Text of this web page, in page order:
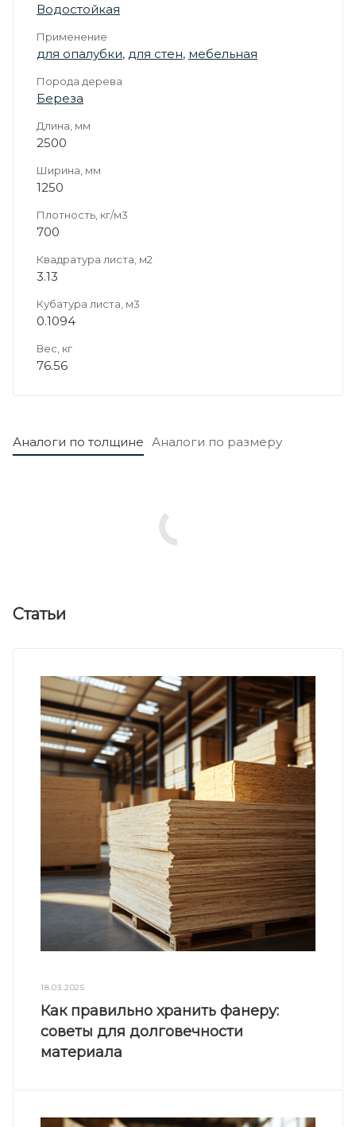
Водостойкая
Применение
для опалубки, для стен, мебельная
Порода дерева
Береза
Длина, мм
2500
Ширина, мм
1250
Плотность, кг/м3
700
Квадратура листа, м2
3.13
Кубатура листа, м3
0.1094
Вес, кг
76.56
Аналоги по толщине Аналоги по размеру
Статьи
18.03.2025
Как правильно хранить фанеру:
советы для долговечности
материала